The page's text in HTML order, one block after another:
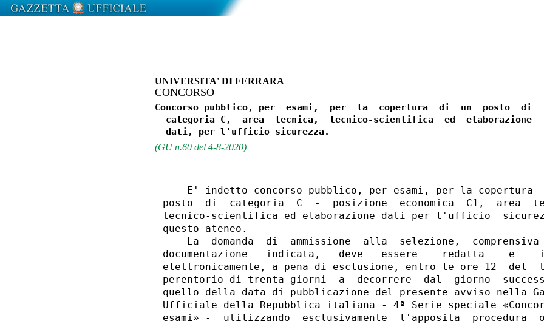
UNIVERSITA' DI FERRARA
CONCORSO
Concorso pubblico, per  esami,  per  la  copertura  di  un  posto  di
  categoria C,  area  tecnica,  tecnico-scientifica  ed  elaborazione
(GU n.60 del 4-8-2020)
E' indetto concorso pubblico, per esami, per la copertura
posto  di  categoria  C  -  posizione  economica  C1,  area
tecnico-scientifica ed elaborazione dati per l'ufficio
questo ateneo.
La  domanda  di  ammissione  alla  selezione,  comprensiva
documentazione   indicata,   deve   essere    redatta    e
elettronicamente, a pena di esclusione, entro le ore 12  del
perentorio di trenta giorni  a  decorrere  dal  giorno
quello della data di pubblicazione del presente avviso nella
Ufficiale della Repubblica italiana - 4ª Serie speciale
esami» -  utilizzando  esclusivamente  l'apposita  procedura